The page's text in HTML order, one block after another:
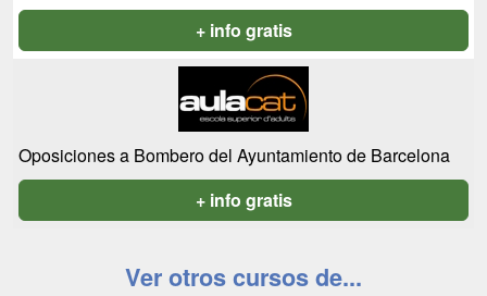
+ info gratis
Oposiciones a Bombero del Ayuntamiento de Barcelona
+ info gratis
Ver otros cursos de...